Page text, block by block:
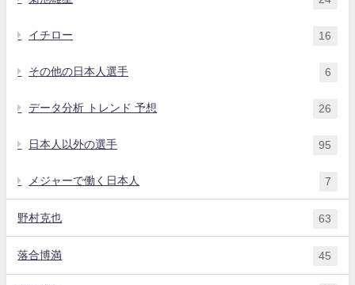
イチロー 16
その他の日本人選手 6
データ分析 トレンド 予想 26
日本人以外の選手 95
メジャーで働く日本人 7
野村克也 63
落合博満 45